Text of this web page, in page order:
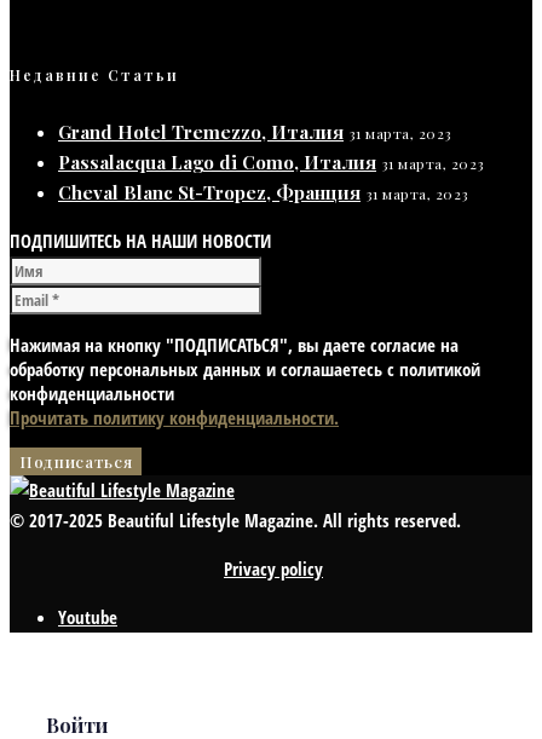
Недавние Статьи
Grand Hotel Tremezzo, Италия 31 марта, 2023
Passalacqua Lago di Como, Италия 31 марта, 2023
Cheval Blanc St-Tropez, Франция 31 марта, 2023
ПОДПИШИТЕСЬ НА НАШИ НОВОСТИ
Нажимая на кнопку "ПОДПИСАТЬСЯ", вы даете согласие на
обработку персональных данных и соглашаетесь с политикой
конфиденциальности
Прочитать политику конфиденциальности.
© 2017-2025 Beautiful Lifestyle Magazine. All rights reserved.
Privacy policy
Youtube
Войти